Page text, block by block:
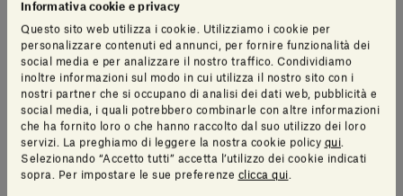
Informativa cookie e privacy
Questo sito web utilizza i cookie. Utilizziamo i cookie per
personalizzare contenuti ed annunci, per fornire funzionalità dei
social media e per analizzare il nostro traffico. Condividiamo
inoltre informazioni sul modo in cui utilizza il nostro sito con i
nostri partner che si occupano di analisi dei dati web, pubblicità e
social media, i quali potrebbero combinarle con altre informazioni
che ha fornito loro o che hanno raccolto dal suo utilizzo dei loro
servizi. La preghiamo di leggere la nostra cookie policy qui
Selezionando “Accetto tutti” accetta l’utilizzo dei cookie indicati
sopra. Per impostare le sue preferenze clicca qui
assorbimento: in altre parole, è idonea anche a zone
umide e cucina.
Unica premura, in caso di pavimentazioni esterne si
consiglia di usare marmette di dimensioni ridotte
perché in caso di freddo eccessivo potrebbero
presentarsi dei leggeri incurvamenti.